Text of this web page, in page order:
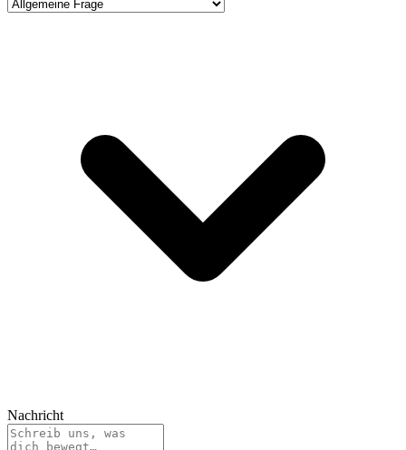
Nachricht